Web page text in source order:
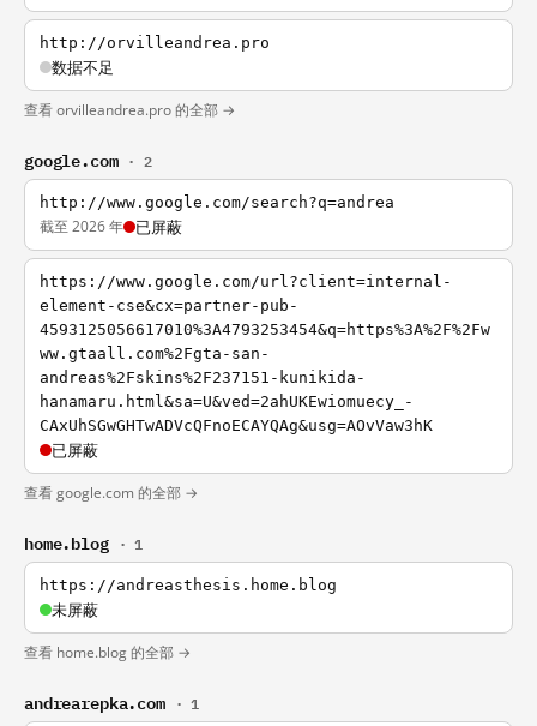
http://orvilleandrea.pro
数据不足
查看 orvilleandrea.pro 的全部 →
google.com · 2
http://www.google.com/search?q=andrea
截至 2026 年 已屏蔽
https://www.google.com/url?client=internal-
element-cse&cx=partner-pub-
4593125056617010%3A4793253454&q=https%3A%2F%2Fw
ww.gtaall.com%2Fgta-san-
andreas%2Fskins%2F237151-kunikida-
hanamaru.html&sa=U&ved=2ahUKEwiomuecy_-
CAxUhSGwGHTwADVcQFnoECAYQAg&usg=AOvVaw3hK
已屏蔽
查看 google.com 的全部 →
home.blog · 1
https://andreasthesis.home.blog
未屏蔽
查看 home.blog 的全部 →
andrearepka.com · 1